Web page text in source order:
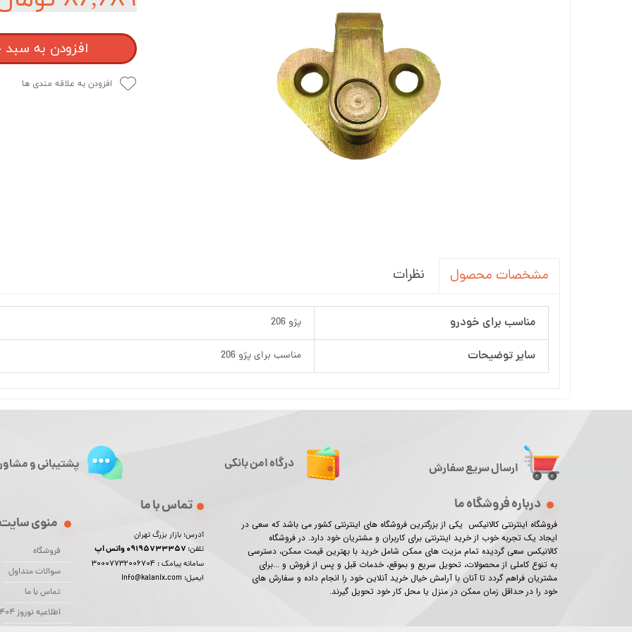
واکس ، پولیش و تمیز کننده خودرو
سردنده و گردگیر
سنسور و دزدگیر و جی پی اس خودرو
سیستم صوتی و تصویری خودرو
افزودن به سبد
افزودن به علاقه مندی ها
مشخصات محصول نظرات
مناسب برای خودرو پژو 206
سایر توضیحات مناسب برای پژو 206
ارسال سریع سفارش
درباره فروشگاه ما
فروشگاه اینترنتی کالانیکس یکی از بزرگترین فروشگاه های اینترنتی کشور می باشد که سعی در
ایجاد یک تجربه خوب از خرید اینترنتی برای کاربران و مشتریان خود دارد. در فروشگاه
کالانیکس سعی گردیده تمام مزیت های ممکن شامل خرید با بهترین قیمت ممکن، دسترسی
به تنوع کاملی از محصولات، تحویل سریع و بموقع، خدمات قبل و پس از فروش و ...برای
مشتریان فراهم گردد تا آنان با آرامش خیال خرید آنلاین خود را انجام داده و سفارش های
خود را در حداقل زمان ممکن در منزل یا محل کار خود تحویل گیرند.​​​​​​​
منوی
فروشگاه
سوالات متداول
تماس با ما
اطلاعیه نوروز 1404
تماس با ما
آدرس: بازار بزرگ تهران
تلفن:
سامانه پیامک : 30007732006704
ایمیل: info@kalanix.com
درگاه امن بانکی پشتیبانی و